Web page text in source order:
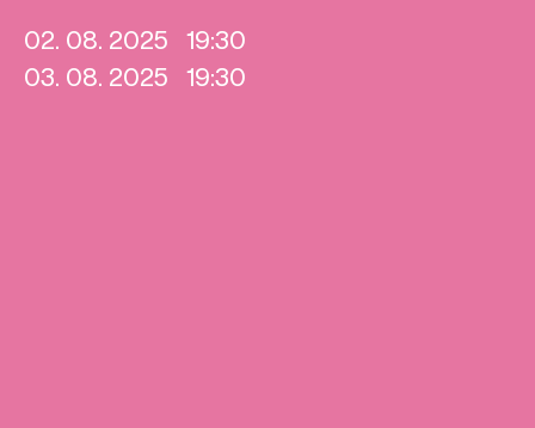
02. 08. 2025
19:30
03. 08. 2025
19:30